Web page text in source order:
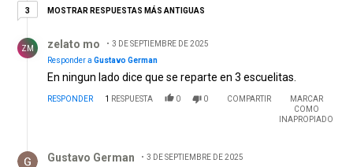
33 respuestas más antiguas
MOSTRAR RESPUESTAS MÁS ANTIGUAS
ZM zelato mo
3 DE SEPTIEMBRE DE 2025
Responder a Gustavo German
En ningun lado dice que se reparte en 3 escuelitas.
RESPONDER 1 RESPUESTA 0 0 COMPARTIR
MARCAR
COMO
INAPROPIADO
Gustavo German
3 DE SEPTIEMBRE DE 2025